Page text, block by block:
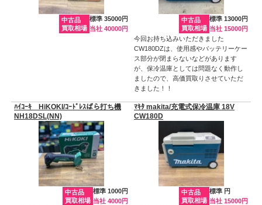
中古品
買取相場
標準 35000円
当社 40000円
中古品
買取相場
標準 13000円
当社 15000円
今回お持ち込みいただきました
CW180DZは、使用感やバッテリーケー
ス部分が閉まらないなどがあります
が、保冷温庫としては問題なく動作し
ましたので、高価買取りさせていただ
きました！！
ﾊｲｺｰｷ HiKOKI/ｺｰﾄﾞﾚｽばら打ち機
NH18DSL(NN)
中古品
買取相場
標準 1000円
当社 4000円
ﾏｷﾀ makita/充電式保冷温庫 18V
CW180D
中古品
買取相場
標準 円
当社 15000円